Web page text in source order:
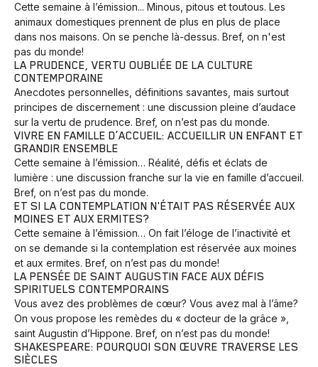
Cette semaine à l’émission... Minous, pitous et toutous. Les
animaux domestiques prennent de plus en plus de place
dans nos maisons. On se penche là-dessus. Bref, on n'est
pas du monde!
LA PRUDENCE, VERTU OUBLIÉE DE LA CULTURE
CONTEMPORAINE
Anecdotes personnelles, définitions savantes, mais surtout
principes de discernement : une discussion pleine d’audace
sur la vertu de prudence. Bref, on n’est pas du monde.
VIVRE EN FAMILLE D’ACCUEIL: ACCUEILLIR UN ENFANT ET
GRANDIR ENSEMBLE
Cette semaine à l’émission… Réalité, défis et éclats de
lumière : une discussion franche sur la vie en famille d’accueil.
Bref, on n’est pas du monde.
ET SI LA CONTEMPLATION N'ÉTAIT PAS RÉSERVÉE AUX
MOINES ET AUX ERMITES?
Cette semaine à l’émission… On fait l’éloge de l’inactivité et
on se demande si la contemplation est réservée aux moines
et aux ermites. Bref, on n’est pas du monde!
LA PENSÉE DE SAINT AUGUSTIN FACE AUX DÉFIS
SPIRITUELS CONTEMPORAINS
Vous avez des problèmes de cœur? Vous avez mal à l’âme?
On vous propose les remèdes du « docteur de la grâce »,
saint Augustin d’Hippone. Bref, on n’est pas du monde!
SHAKESPEARE: POURQUOI SON ŒUVRE TRAVERSE LES
SIÈCLES